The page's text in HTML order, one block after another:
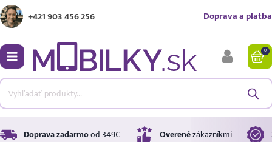
+421 903 456 256 Doprava a platba
0
Doprava zadarmood 349€ Overenézákazníkmi